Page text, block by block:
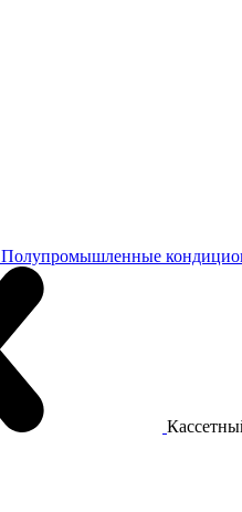
Полупромышленные